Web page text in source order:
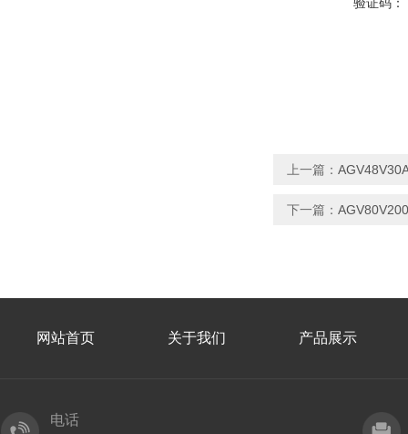
上一篇：
下一篇：
网站首页 关于我们 产品展示
电话